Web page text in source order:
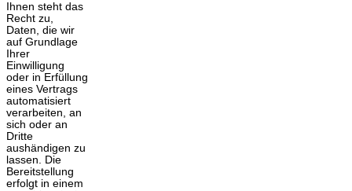
Ihnen steht das
Recht zu,
Daten, die wir
auf Grundlage
Ihrer
Einwilligung
oder in Erfüllung
eines Vertrags
automatisiert
verarbeiten, an
sich oder an
Dritte
aushändigen zu
lassen. Die
Bereitstellung
erfolgt in einem